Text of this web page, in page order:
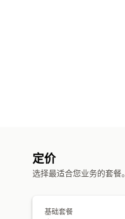
定价
选择最适合您业务的套餐。
基础套餐